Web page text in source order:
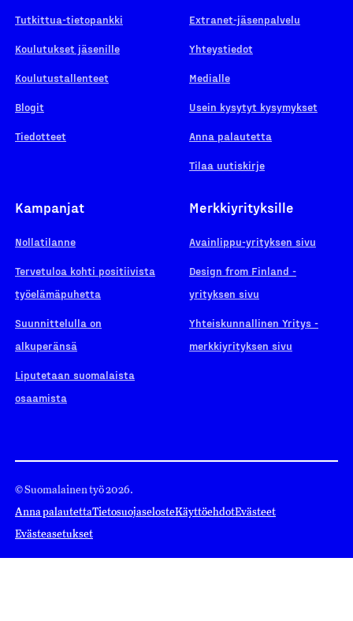
Tutkittua-tietopankki
Koulutukset jäsenille
Koulutustallenteet
Blogit
Tiedotteet
Extranet-jäsenpalvelu
Yhteystiedot
Medialle
Usein kysytyt kysymykset
Anna palautetta
Tilaa uutiskirje
Kampanjat
Nollatilanne
Tervetuloa kohti positiivista
työelämäpuhetta
Suunnittelulla on
alkuperänsä
Liputetaan suomalaista
osaamista
Merkkiyrityksille
Avainlippu-yrityksen sivu
Design from Finland -
yrityksen sivu
Yhteiskunnallinen Yritys -
merkkiyrityksen sivu
© Suomalainen työ 2026.
Anna palautettaTietosuojaselosteKäyttöehdotEvästeet
Evästeasetukset